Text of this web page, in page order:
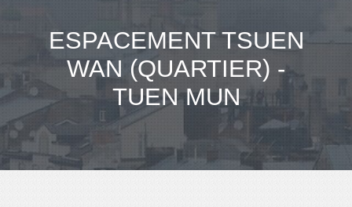
ESPACEMENT TSUEN
WAN (QUARTIER) -
TUEN MUN